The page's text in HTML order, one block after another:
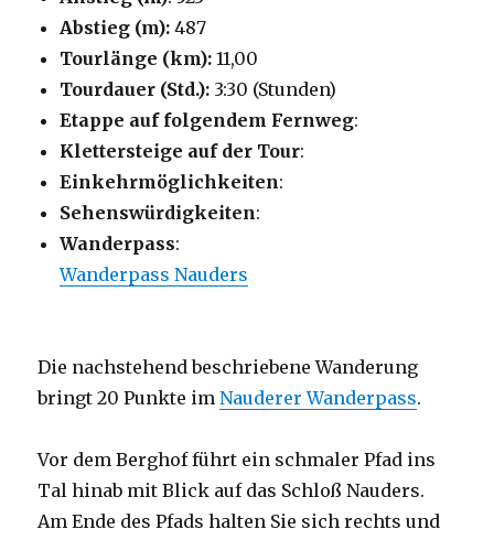
Abstieg (m): 487
Tourlänge (km):11,00
Tourdauer (Std.): 3:30 (Stunden)
Etappe auf folgendem Fernweg:
Klettersteige auf der Tour:
Einkehrmöglichkeiten:
Sehenswürdigkeiten:
Wanderpass:
Wanderpass Nauders
Die nachstehend beschriebene Wanderung
bringt 20 Punkte imNauderer Wanderpass.
Vor dem Berghof führt ein schmaler Pfad ins
Tal hinab mit Blick auf das Schloß Nauders.
Am Ende des Pfads halten Sie sich rechts und